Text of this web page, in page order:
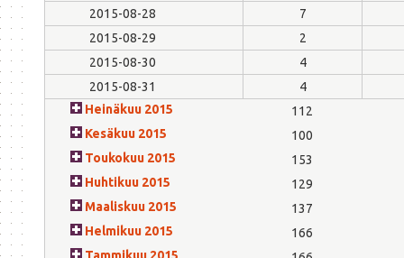
2015-08-28
7
2015-08-29
2
2015-08-30
4
2015-08-31
4
Heinäkuu 2015
112
Kesäkuu 2015
100
Toukokuu 2015
153
Huhtikuu 2015
129
Maaliskuu 2015
137
Helmikuu 2015
166